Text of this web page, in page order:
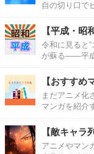
自の切り口で
【平成・昭
令和に見ると
が蘇る――平成
【おすすめ
まだアニメ化
マンガを紹介
【敵キャラ
アニメやマン